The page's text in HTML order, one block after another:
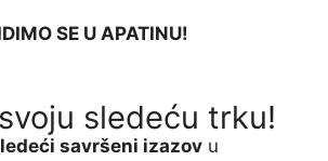
SE U APATINU!
sledeću trku!
savršeni izazov u